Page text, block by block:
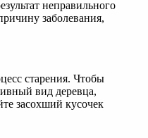
неправильного
заболевания,
старения. Чтобы
вид деревца,
засохший кусочек